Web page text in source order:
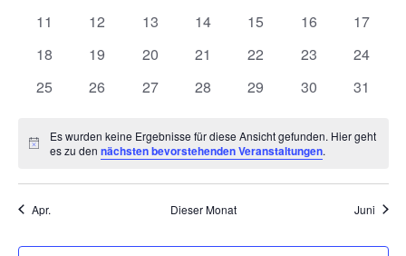
0
11
0
12
0
13
0
14
0
15
0
16
0
17
0
18
0
19
0
20
0
21
0
22
0
23
0
24
0
25
0
26
0
27
0
28
0
29
0
30
0
31
Hinweis
Es wurden keine Ergebnisse für diese Ansicht gefunden. Hier geht
es zu dennächsten bevorstehenden Veranstaltungen.
Apr. Dieser Monat Juni